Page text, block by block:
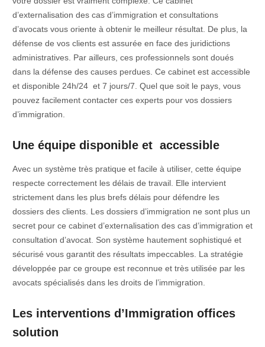
d’externalisation des cas d’immigration et consultations
d’avocats vous oriente à obtenir le meilleur résultat. De plus, la
défense de vos clients est assurée en face des juridictions
administratives. Par ailleurs, ces professionnels sont doués
dans la défense des causes perdues. Ce cabinet est accessible
et disponible 24h/24 et 7 jours/7. Quel que soit le pays, vous
pouvez facilement contacter ces experts pour vos dossiers
d’immigration.
Une équipe disponible et accessible
Avec un système très pratique et facile à utiliser, cette équipe
respecte correctement les délais de travail. Elle intervient
strictement dans les plus brefs délais pour défendre les
dossiers des clients. Les dossiers d’immigration ne sont plus un
secret pour ce cabinet d’externalisation des cas d’immigration et
consultation d’avocat. Son système hautement sophistiqué et
sécurisé vous garantit des résultats impeccables. La stratégie
développée par ce groupe est reconnue et très utilisée par les
avocats spécialisés dans les droits de l’immigration.
Les interventions d’Immigration offices
solution